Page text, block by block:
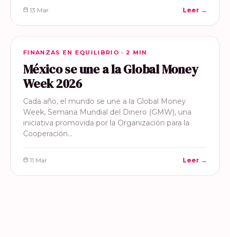
13 Mar Leer →
FINANZAS EN EQUILIBRIO
FINANZAS EN EQUILIBRIO · 2 MIN
México se une a la Global Money
Week 2026
Cada año, el mundo se une a la Global Money
Week, Semana Mundial del Dinero (GMW), una
iniciativa promovida por la Organización para la
Cooperación…
11 Mar Leer →